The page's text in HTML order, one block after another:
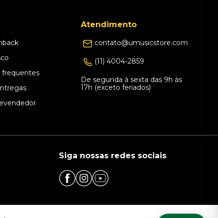
frequentes
Atendimento
contato@umusicstore.com
(11) 4004-2859
De segunda à sexta das 9h às
17h (exceto feriados)
Siga nossas redes sociais